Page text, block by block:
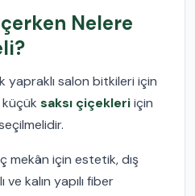
Nelere
yapraklı salon bitkileri için
küçük saksı çiçekleriiçin
mekân için estetik, dış
ve kalın yapılı fiber